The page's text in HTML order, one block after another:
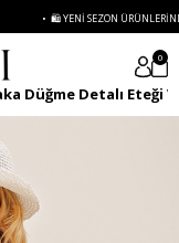
• 🛍️ YENI SEZON ÜRÜNLERINDE 2
0